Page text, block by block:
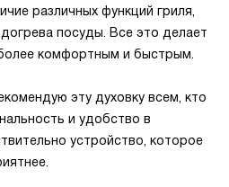
различных функций гриля,
посуды. Все это делает
комфортным и быстрым.
эту духовку всем, кто
и удобство в
устройство, которое